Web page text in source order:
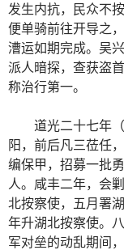
发生内抗，民众不
便单骑前往开导之
漕运如期完成。吴
派人暗探，查获盗
称治行第一。
道光二十七年
阳，前后凡三莅任
编保甲，招募一批
人。咸丰二年，会
北按察使，五月署
年升湖北按察使。
军对垒的动乱期间